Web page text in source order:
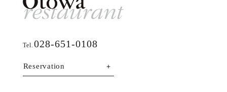
Tel. 028-651-0108
Reservation